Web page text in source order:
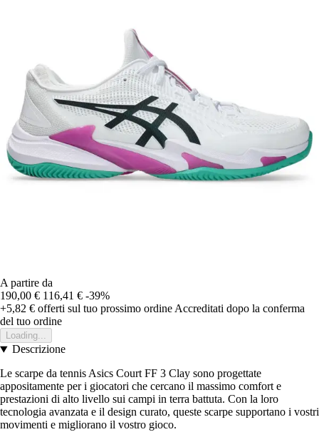
A partire da
190,00 € 116,41 € -39%
+5,82 € offerti sul tuo prossimo ordineAccreditati dopo la conferma
del tuo ordine
Loading...
Descrizione
Le scarpe da tennis Asics Court FF 3 Clay sono progettate
appositamente per i giocatori che cercano il massimo comfort e
prestazioni di alto livello sui campi in terra battuta. Con la loro
tecnologia avanzata e il design curato, queste scarpe supportano i vostri
movimenti e migliorano il vostro gioco.